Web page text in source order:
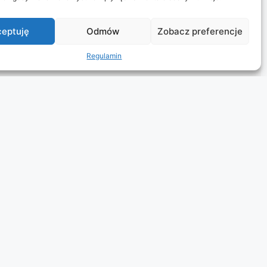
Odmów Zobacz preferencje
Regulamin